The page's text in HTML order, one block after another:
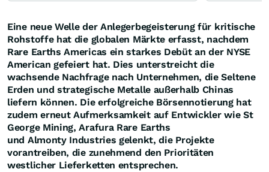
Eine neue Welle der Anlegerbegeisterung für kritische
Rohstoffe hat die globalen Märkte erfasst, nachdem
Rare Earths Americas ein starkes Debüt an der NYSE
American gefeiert hat. Dies unterstreicht die
wachsende Nachfrage nach Unternehmen, die Seltene
Erden und strategische Metalle außerhalb Chinas
liefern können. Die erfolgreiche Börsennotierung hat
zudem erneut Aufmerksamkeit auf Entwickler wie St
George Mining, Arafura Rare Earths
und Almonty Industries gelenkt, die Projekte
vorantreiben, die zunehmend den Prioritäten
westlicher Lieferketten entsprechen.